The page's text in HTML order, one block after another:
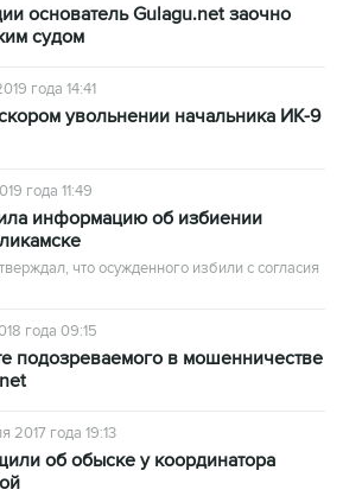
основатель Gulagu.net заочно
судом
года 14:41
увольнении начальника ИК-9
года 11:49
информацию об избиении
что осужденного избили с согласия
года 09:15
подозреваемого в мошенничестве
2017 года 19:13
об обыске у координатора